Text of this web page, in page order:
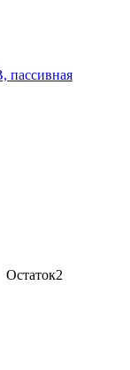
Остаток2